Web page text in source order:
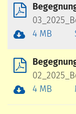
4 MB
4 MB